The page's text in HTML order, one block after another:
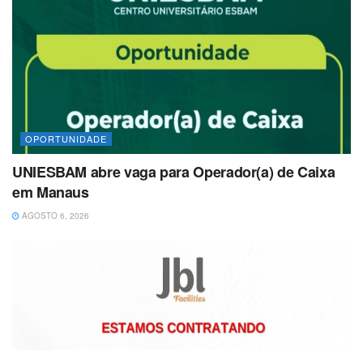
OPORTUNIDADE
UNIESBAM abre vaga para Operador(a) de Caixa
em Manaus
AGOSTO 6, 2026